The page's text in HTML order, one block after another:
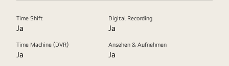
Time Shift
Ja
Digital Recording
Ja
Time Machine (DVR)
Ja
Ansehen & Aufnehmen
Ja